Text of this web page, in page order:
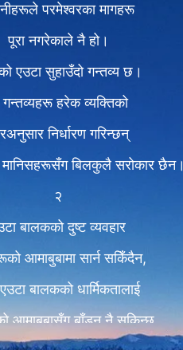
परमेश्‍वरका मागहरू
पूरा नगरेकाले नै हो।
एउटा सुहाउँदो गन्तव्य छ।
गन्तव्यहरू हरेक व्यक्तिको
निर्धारण गरिन्छन्
बिलकुलै सरोकार छैन।
२
बालकको दुष्ट व्यवहार
आमाबुबामा सार्न सकिँदैन,
बालकको धार्मिकतालाई
आमाबुबासँग बाँड्न नै सकिन्छ,